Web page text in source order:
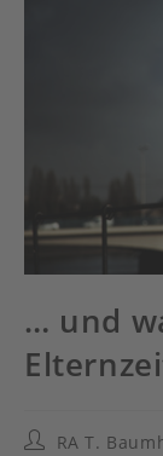
… und
Beitrags-
RA T.